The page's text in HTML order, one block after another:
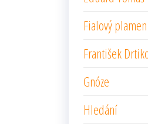
Fialový plamen
František
Gnóze
Hledání